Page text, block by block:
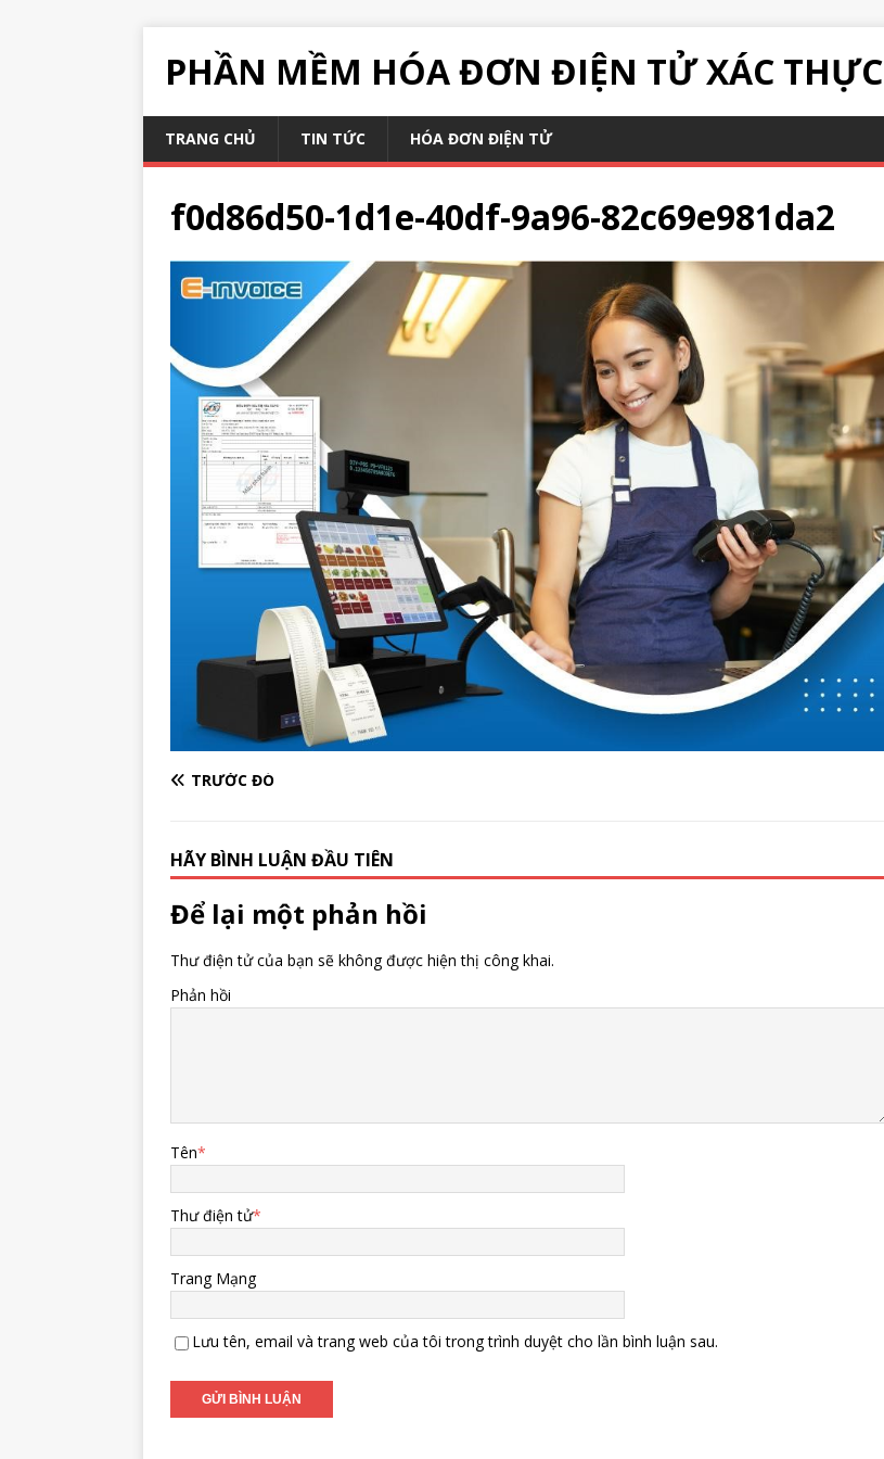
PHẦN MỀM HÓA ĐƠN ĐIỆN TỬ XÁC THỰC
TRANG CHỦ TIN TỨC HÓA ĐƠN ĐIỆN TỬ
f0d86d50-1d1e-40df-9a96-82c69e981da2
TRƯỚC ĐÓ
HÃY BÌNH LUẬN ĐẦU TIÊN
Để lại một phản hồi
Thư điện tử của bạn sẽ không được hiện thị công khai.
Phản hồi
Tên*
Thư điện tử*
Trang Mạng
Lưu tên, email và trang web của tôi trong trình duyệt cho lần bình luận sau.